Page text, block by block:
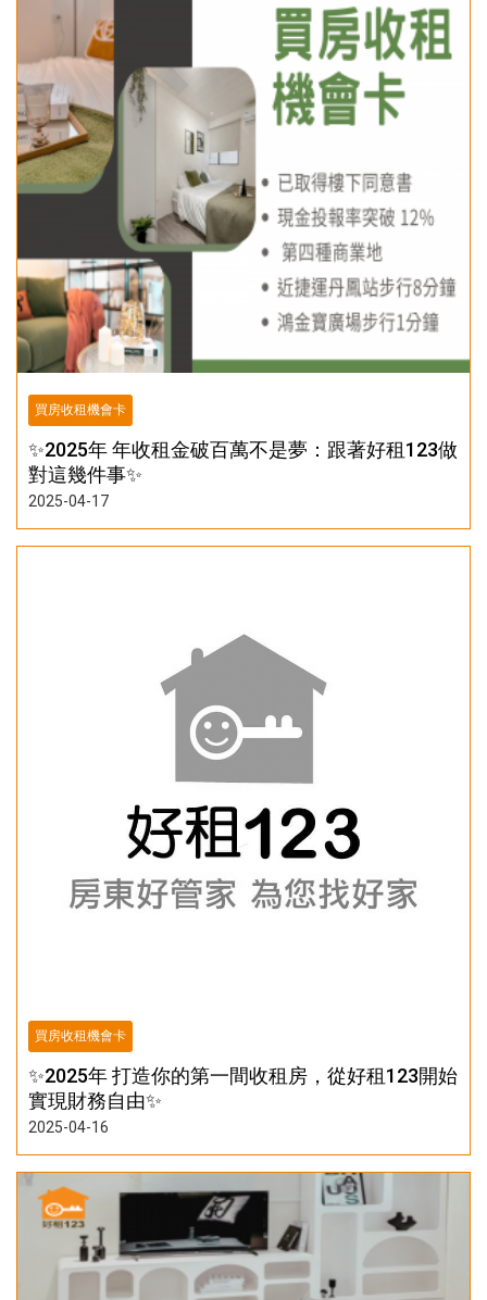
買房收租機會卡
✨2025年 年收租金破百萬不是夢：跟著好租123做
對這幾件事✨
2025-04-17
買房收租機會卡
✨2025年 打造你的第一間收租房，從好租123開始
實現財務自由✨
2025-04-16